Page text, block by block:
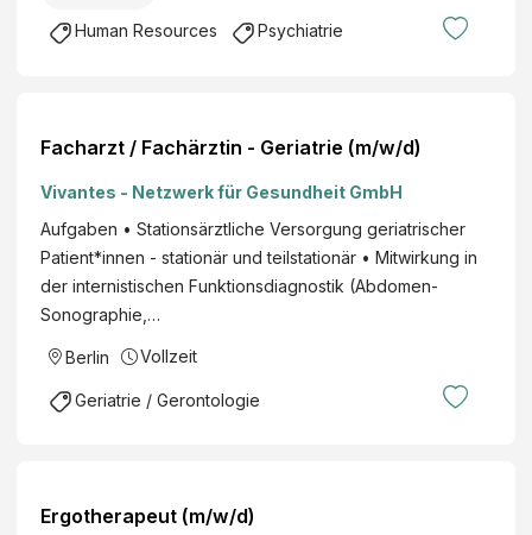
e
h
e
r
e
i
c
h
u
-
m
t
d
e
r
a
r
Human Resources Psychiatrie
Facharzt / Fachärztin - Geriatrie (m/w/d)
Vivantes - Netzwerk für Gesundheit GmbH
Aufgaben • Stationsärztliche Versorgung geriatrischer
Patient*innen - stationär und teilstationär • Mitwirkung in
der internistischen Funktionsdiagnostik (Abdomen-
Sonographie,…
Berlin Vollzeit
Geriatrie / Gerontologie
Ergotherapeut (m/w/d)